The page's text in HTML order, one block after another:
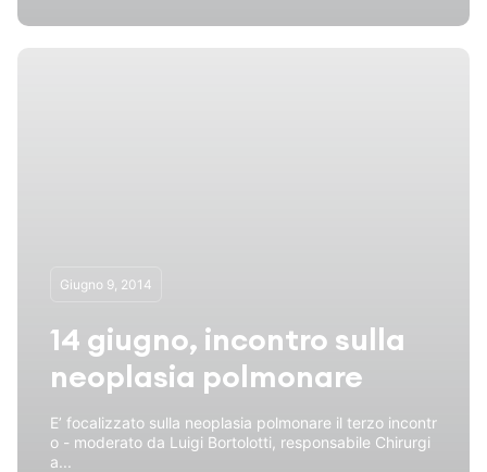
Giugno 9, 2014
14 giugno, incontro sulla
neoplasia polmonare
E’ focalizzato sulla neoplasia polmonare il terzo incontr
o - moderato da Luigi Bortolotti, responsabile Chirurgi
a...